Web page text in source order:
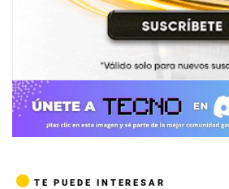
TE PUEDE INTERESAR